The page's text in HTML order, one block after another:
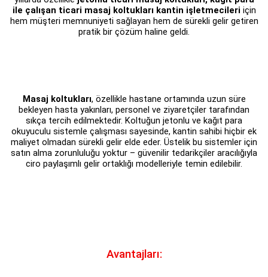
ile çalışan ticari masaj koltukları kantin işletmecileri için
hem müşteri memnuniyeti sağlayan hem de sürekli gelir getiren
pratik bir çözüm haline geldi.
Masaj koltukları, özellikle hastane ortamında uzun süre
bekleyen hasta yakınları, personel ve ziyaretçiler tarafından
sıkça tercih edilmektedir. Koltuğun jetonlu ve kağıt para
okuyuculu sistemle çalışması sayesinde, kantin sahibi hiçbir ek
maliyet olmadan sürekli gelir elde eder. Üstelik bu sistemler için
satın alma zorunluluğu yoktur – güvenilir tedarikçiler aracılığıyla
ciro paylaşımlı gelir ortaklığı modelleriyle temin edilebilir.
Avantajları: